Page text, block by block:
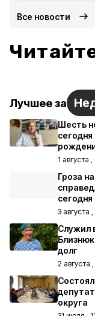
Все новости
Лучшее за
Шесть
1 августа
Гроза
3 августа
Служил
долг
2 августа
округа